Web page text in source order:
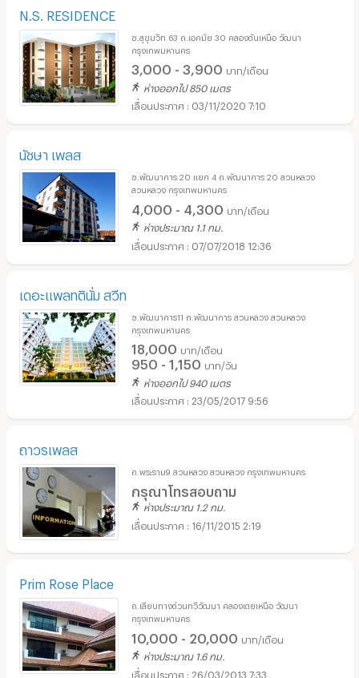
N.S. RESIDENCE
ซ.สุขุมวิท 63 ถ.เอกมัย 30 คลองตันเหนือ วัฒนา
กรุงเทพมหานคร
3,000 - 3,900 บาท/เดือน
ห่างออกไป 850 เมตร
03/11/2020 7:10
นัชษา เพลส
ซ.พัฒนาการ 20 แยก 4 ถ.พัฒนาการ 20 สวนหลวง
สวนหลวง กรุงเทพมหานคร
4,000 - 4,300 บาท/เดือน
ห่างประมาณ 1.1 กม.
07/07/2018 12:36
เดอะแพลทตินั่ม สวีท
ซ.พัฒนาการ11 ถ.พัฒนาการ สวนหลวง สวนหลวง
กรุงเทพมหานคร
18,000 บาท/เดือน
950 - 1,150 บาท/วัน
ห่างออกไป 940 เมตร
23/05/2017 9:56
ถาวรเพลส
ถ.พระราม9 สวนหลวง สวนหลวง กรุงเทพมหานคร
กรุณาโทรสอบถาม
ห่างประมาณ 1.2 กม.
16/11/2015 2:19
Prim Rose Place
ถ.เลียบทางด่วนทวีวัฒนา คลองเตยเหนือ วัฒนา
กรุงเทพมหานคร
10,000 - 20,000 บาท/เดือน
ห่างประมาณ 1.6 กม.
26/03/2013 7:33